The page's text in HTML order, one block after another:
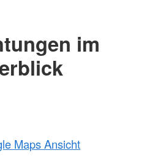
im
Maps Ansicht